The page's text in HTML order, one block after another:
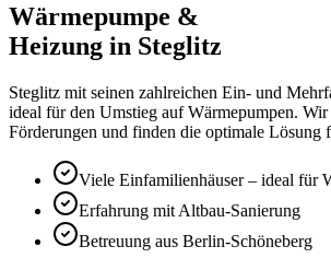
Wärmepumpe &
Heizung in Steglitz
Steglitz mit seinen zahlreichen Ein- und
ideal für den Umstieg auf Wärmepumpen. Wir
Förderungen und finden die optimale Lösung
Viele Einfamilienhäuser – ideal für
Erfahrung mit Altbau-Sanierung
Betreuung aus Berlin-Schöneberg